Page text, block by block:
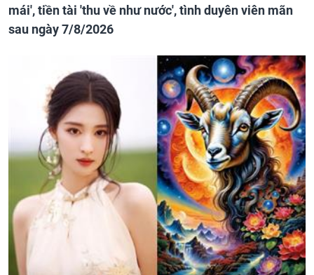
mái', tiền tài 'thu về như nước', tình duyên viên mãn
sau ngày 7/8/2026